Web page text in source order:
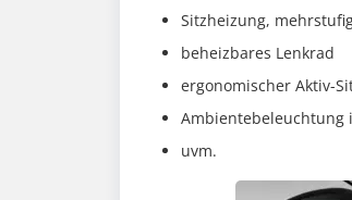
Sitzheizung,
beheizbares Lenkrad
ergonomischer Aktiv-
Ambientebeleuchtung
uvm.